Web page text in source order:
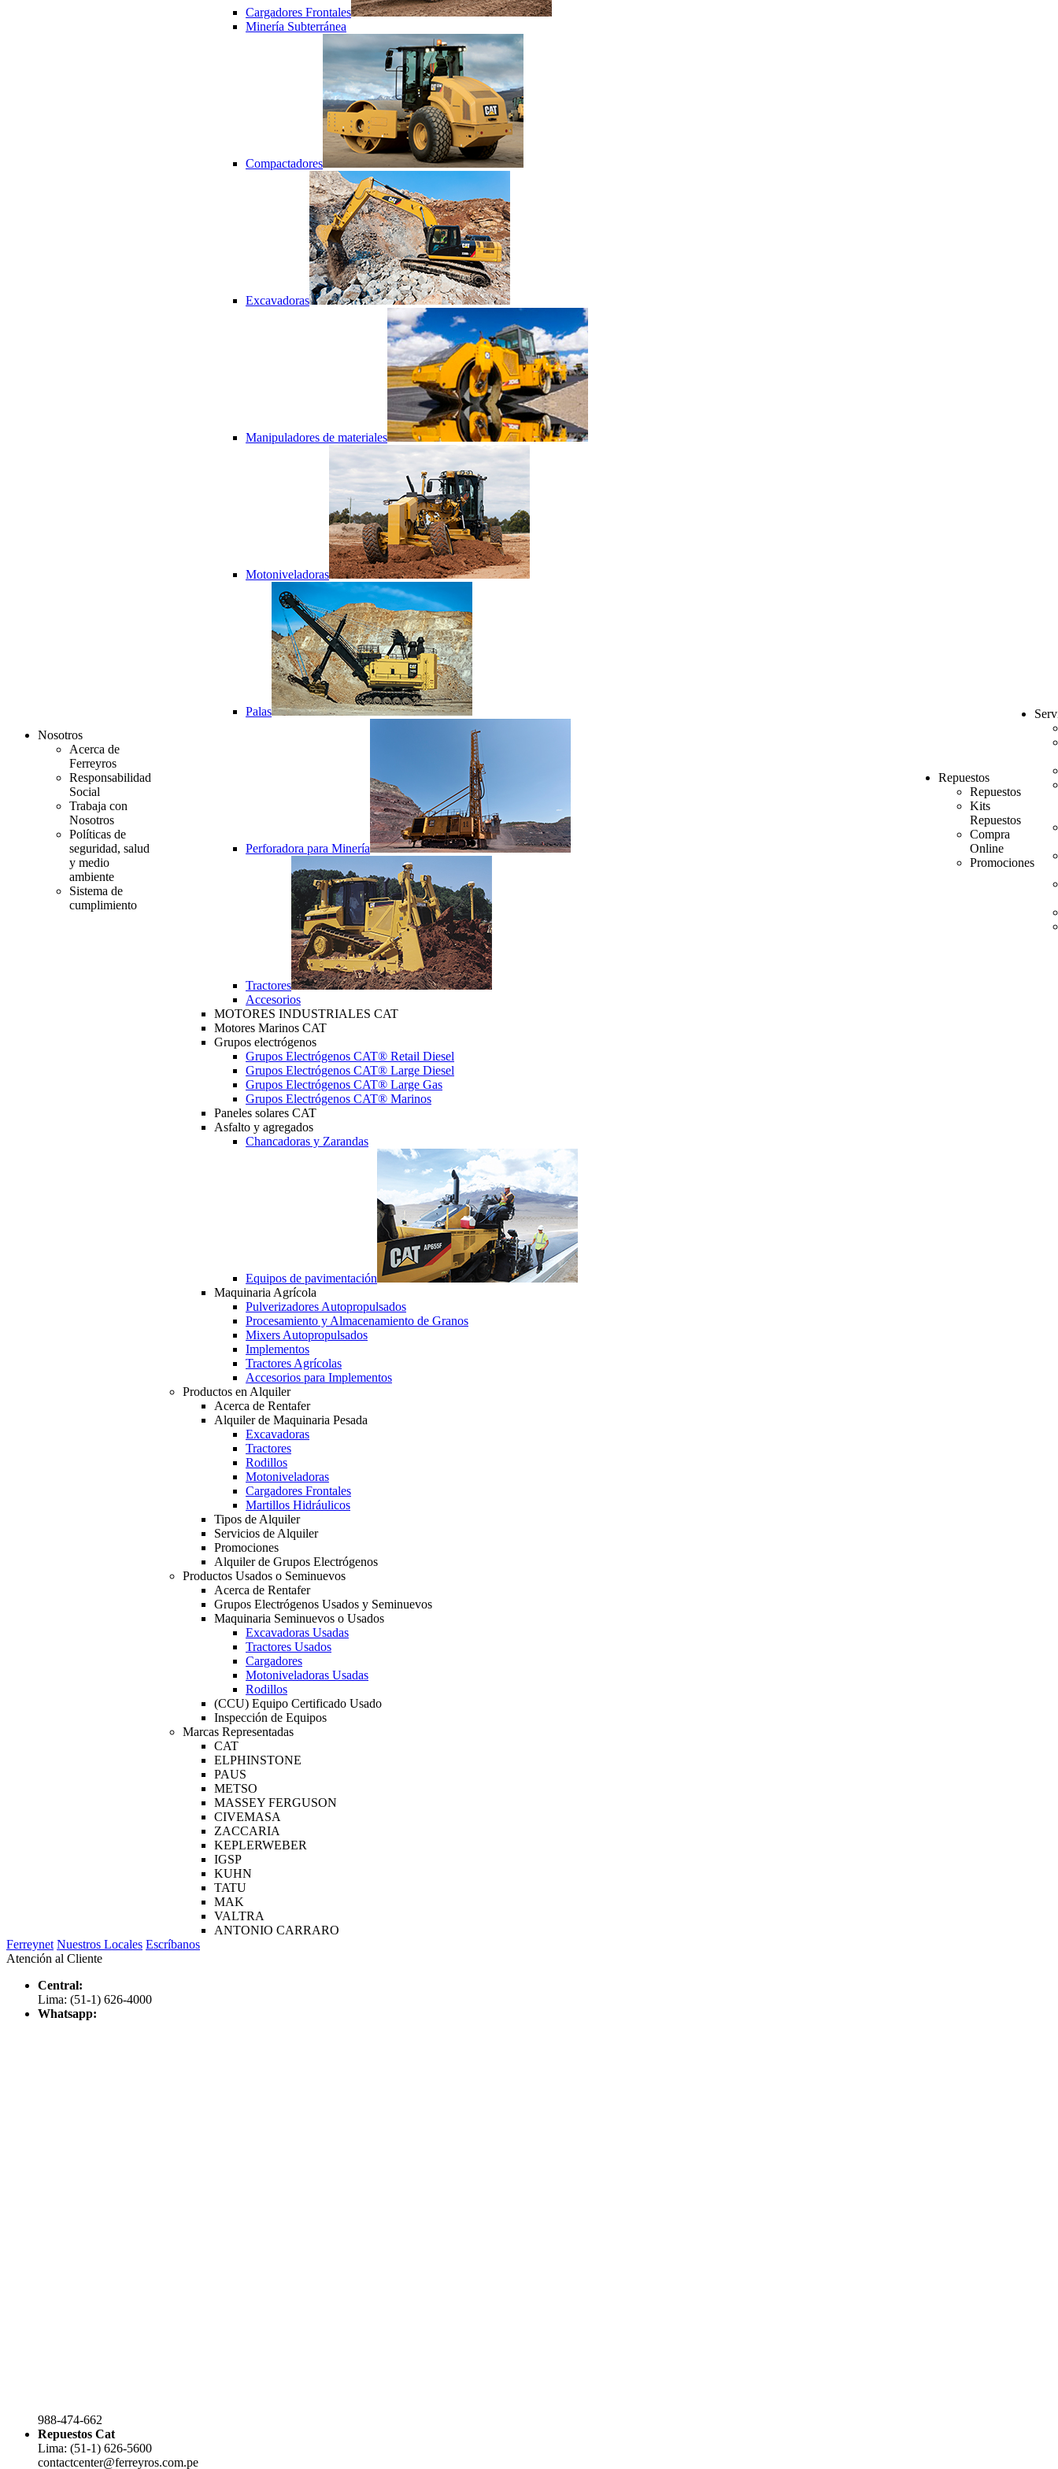
Nosotros
Acerca de
Ferreyros
Responsabilidad
Social
Trabaja con
Nosotros
Políticas de
seguridad, salud
y medio
ambiente
Sistema de
cumplimiento
Cargadores Frontales
Minería Subterránea
Compactadores
Excavadoras
Manipuladores de materiales
Motoniveladoras
Palas
Perforadora para Minería
Tractores
Accesorios
MOTORES INDUSTRIALES CAT
Motores Marinos CAT
Grupos electrógenos
Grupos Electrógenos CAT® Retail Diesel
Grupos Electrógenos CAT® Large Diesel
Grupos Electrógenos CAT® Large Gas
Grupos Electrógenos CAT® Marinos
Paneles solares CAT
Asfalto y agregados
Chancadoras y Zarandas
Equipos de pavimentación
Maquinaria Agrícola
Pulverizadores Autopropulsados
Procesamiento y Almacenamiento de Granos
Mixers Autopropulsados
Implementos
Tractores Agrícolas
Accesorios para Implementos
Productos en Alquiler
Acerca de Rentafer
Alquiler de Maquinaria Pesada
Excavadoras
Tractores
Rodillos
Motoniveladoras
Cargadores Frontales
Martillos Hidráulicos
Tipos de Alquiler
Servicios de Alquiler
Promociones
Alquiler de Grupos Electrógenos
Productos Usados o Seminuevos
Acerca de Rentafer
Grupos Electrógenos Usados y Seminuevos
Maquinaria Seminuevos o Usados
Excavadoras Usadas
Tractores Usados
Cargadores
Motoniveladoras Usadas
Rodillos
(CCU) Equipo Certificado Usado
Inspección de Equipos
Marcas Representadas
CAT
ELPHINSTONE
PAUS
METSO
MASSEY FERGUSON
CIVEMASA
ZACCARIA
KEPLERWEBER
IGSP
KUHN
TATU
MAK
VALTRA
ANTONIO CARRARO
Repuestos
Repuestos
Kits
Repuestos
Compra
Online
Promociones
Ferreynet Nuestros Locales Escríbanos
Atención al Cliente
Central:
Lima: (51-1) 626-4000
Whatsapp:
988-474-662
Repuestos Cat
Lima: (51-1) 626-5600
contactcenter@ferreyros.com.pe